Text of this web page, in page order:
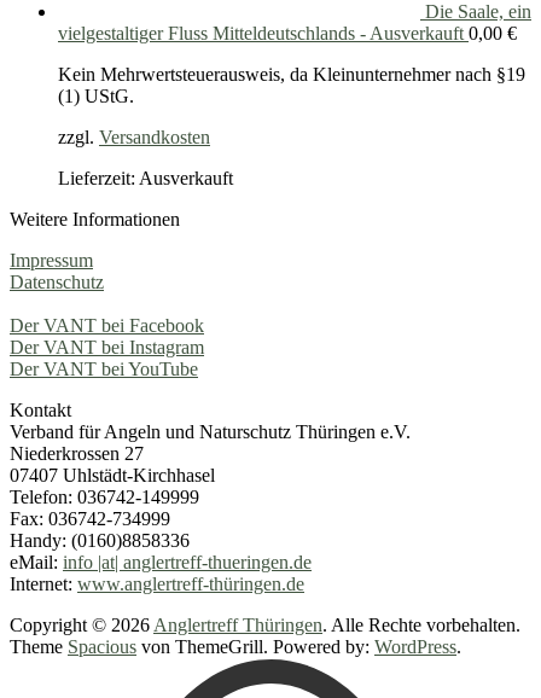
Die Saale, ein
vielgestaltiger Fluss Mitteldeutschlands - Ausverkauft 0,00 €
Kein Mehrwertsteuerausweis, da Kleinunternehmer nach §19
(1) UStG.
zzgl. Versandkosten
Lieferzeit: Ausverkauft
Weitere Informationen
Impressum
Datenschutz
Der VANT bei Facebook
Der VANT bei Instagram
Der VANT bei YouTube
Kontakt
Verband für Angeln und Naturschutz Thüringen e.V.
Niederkrossen 27
07407 Uhlstädt-Kirchhasel
Telefon: 036742-149999
Fax: 036742-734999
Handy: (0160)8858336
eMail: info |at| anglertreff-thueringen.de
Internet: www.anglertreff-thüringen.de
Copyright © 2026 Anglertreff Thüringen. Alle Rechte vorbehalten.
Theme Spacious von ThemeGrill. Powered by: WordPress.